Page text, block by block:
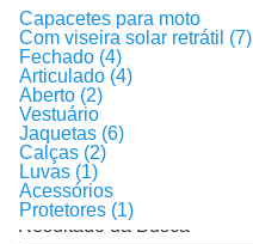
Capacetes para moto
Com viseira solar retrátil (7)
Fechado (4)
Articulado (4)
Aberto (2)
Vestuário
Jaquetas (6)
Calças (2)
Luvas (1)
Acessórios
Protetores (1)
Resultado da Busca